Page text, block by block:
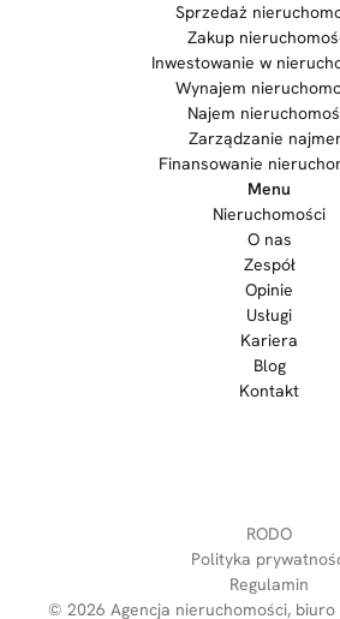
Sprzedaż
Zakup
Inwestowanie w
Wynajem
Najem
Zarządzanie
Finansowanie
Menu
Nieruchomości
O nas
Zespół
Opinie
Usługi
Kariera
Blog
Kontakt
RODO
Polityka
Regulamin
© 2026 Agencja nieruchomości, biuro